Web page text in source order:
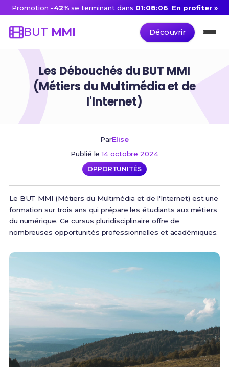
Promotion -42% se terminant dans 01:08:05. En profiter »
BUT MMI Découvrir
Les Débouchés du BUT MMI
(Métiers du Multimédia et de
l'Internet)
ParElise
Publié le14 octobre 2024
OPPORTUNITÉS
Le BUT MMI (Métiers du Multimédia et de l'Internet) est une
formation sur trois ans qui prépare les étudiants aux métiers
du numérique. Ce cursus pluridisciplinaire offre de
nombreuses opportunités professionnelles et académiques.